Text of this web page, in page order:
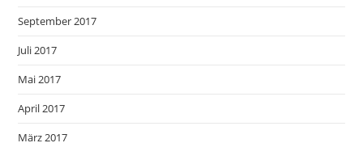
September 2017
Juli 2017
Mai 2017
April 2017
März 2017